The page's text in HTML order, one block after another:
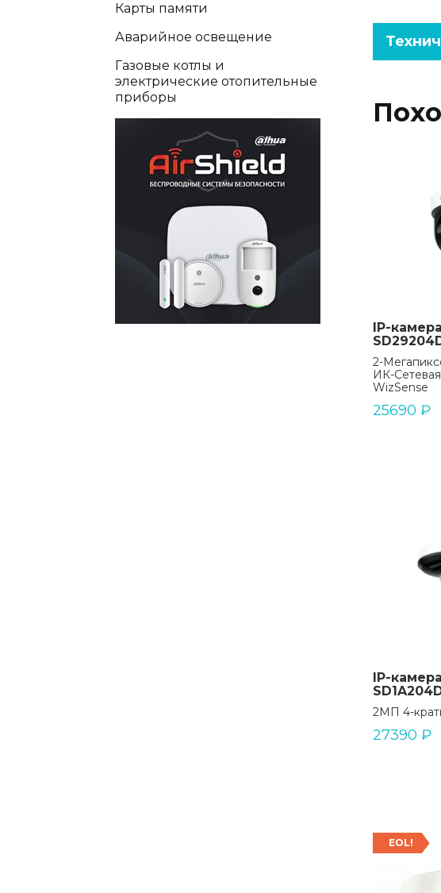
IP-
2-
ИК-
WizSense
25690 ₽
IP-
2МП 4-
27390 ₽
EOL!
Карты памяти
Аварийное освещение
Газовые котлы и
электрические отопительные
приборы